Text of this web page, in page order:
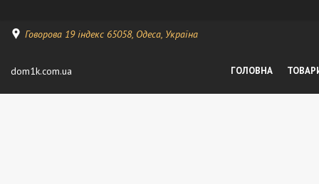
Говорова 19 індекс 65058, Одеса, Україна
dom1k.com.ua ГОЛОВНА